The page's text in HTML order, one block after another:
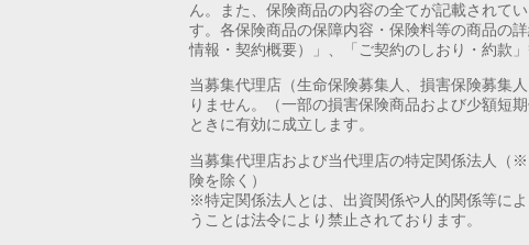
ん。また、保険商品の内容の全てが記載されて
す。各保険商品の保障内容・保険料等の商品の
情報・契約概要）」、「ご契約のしおり・約款
当募集代理店（生命保険募集人、損害保険募集
りません。（一部の損害保険商品および少額短
ときに有効に成立します。
当募集代理店および当代理店の特定関係法人（
険を除く）
※特定関係法人とは、出資関係や人的関係等に
うことは法令により禁止されております。